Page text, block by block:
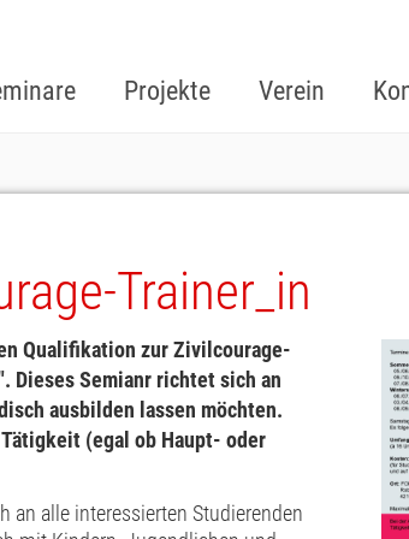
Projekte Verein
Trainer_in
Qualifikation zur Zivilcourage-
Dieses Semianr richtet sich an
ausbilden lassen möchten.
(egal ob Haupt- oder
an alle interessierten Studierenden